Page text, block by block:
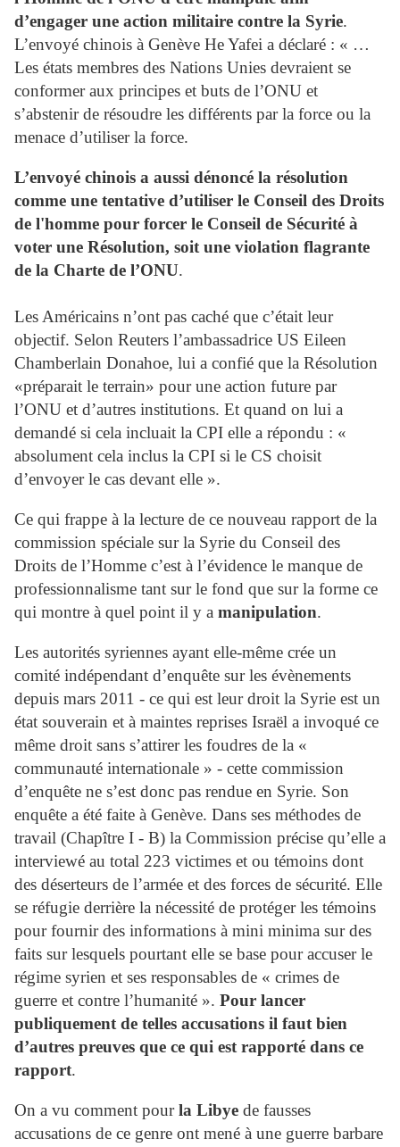
d’engager une action militaire contre la Syrie.
L’envoyé chinois à Genève He Yafei a déclaré : « …
Les états membres des Nations Unies devraient se
conformer aux principes et buts de l’ONU et
s’abstenir de résoudre les différents par la force ou la
menace d’utiliser la force.
L’envoyé chinois a aussi dénoncé la résolution
comme une tentative d’utiliser le Conseil des Droits
de l'homme pour forcer le Conseil de Sécurité à
voter une Résolution, soit une violation flagrante
de la Charte de l’ONU.
Les Américains n’ont pas caché que c’était leur
objectif. Selon Reuters l’ambassadrice US Eileen
Chamberlain Donahoe, lui a confié que la Résolution
«préparait le terrain» pour une action future par
l’ONU et d’autres institutions. Et quand on lui a
demandé si cela incluait la CPI elle a répondu : «
absolument cela inclus la CPI si le CS choisit
d’envoyer le cas devant elle ».
Ce qui frappe à la lecture de ce nouveau rapport de la
commission spéciale sur la Syrie du Conseil des
Droits de l’Homme c’est à l’évidence le manque de
professionnalisme tant sur le fond que sur la forme ce
qui montre à quel point il y a manipulation.
Les autorités syriennes ayant elle-même crée un
comité indépendant d’enquête sur les évènements
depuis mars 2011 - ce qui est leur droit la Syrie est un
état souverain et à maintes reprises Israël a invoqué ce
même droit sans s’attirer les foudres de la «
communauté internationale » - cette commission
d’enquête ne s’est donc pas rendue en Syrie. Son
enquête a été faite à Genève. Dans ses méthodes de
travail (Chapître I - B) la Commission précise qu’elle a
interviewé au total 223 victimes et ou témoins dont
des déserteurs de l’armée et des forces de sécurité. Elle
se réfugie derrière la nécessité de protéger les témoins
pour fournir des informations à mini minima sur des
faits sur lesquels pourtant elle se base pour accuser le
régime syrien et ses responsables de « crimes de
guerre et contre l’humanité ». Pour lancer
publiquement de telles accusations il faut bien
d’autres preuves que ce qui est rapporté dans ce
rapport.
On a vu comment pourla Libye de fausses
accusations de ce genre ont mené à une guerre barbare